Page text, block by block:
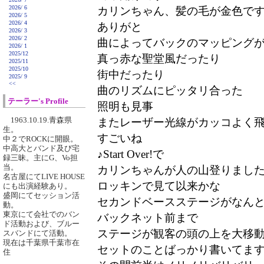
2026/ 6
2026/ 5
2026/ 4
2026/ 3
2026/ 2
2026/ 1
2025/12
2025/11
2025/10
2025/ 9
<<
テーラー's Profile
1963.10.19.青森県
生。
中２でROCKに開眼。
中高大とバンド及び宅
録三昧。主にG、Vo担
当。
名古屋にてLIVE HOUSE
にも出演経験あり。
盛岡にてセッション活
動。
東京にて会社でのバン
ド活動および、ブルー
スバンドにて活動。
現在は千葉県千葉市在
住
カリンちゃん、髪の毛が金色で
ありがと
曲によってバックのマッピング
真っ赤な聖堂風だったり
街中だったり
曲のリズムにピッタリ合った
照明も見事
またレーザー光線がカッコよく
すごいね
♪Start Over!で
カリンちゃんが人の山登りまし
ロッキンで見て以来かな
セカンドベースステージがなん
バックネット前まで
ステージが観客の頭の上を大移
セットのことばっかり書いてま